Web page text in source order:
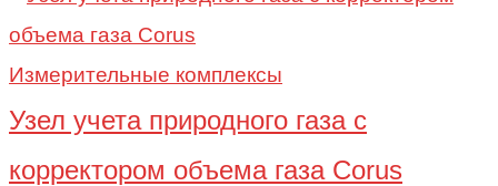
Измерительные комплексы
Узел учета природного газа c
корректором объема газа Corus